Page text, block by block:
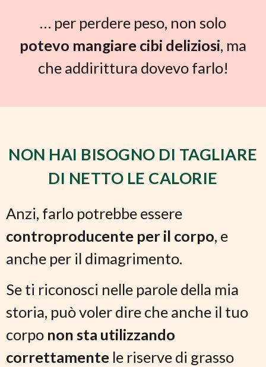
… per perdere peso, non solo
potevo mangiare cibi deliziosi, ma
che addirittura dovevo farlo!
NON HAI BISOGNO DI TAGLIARE
DI NETTO LE CALORIE
Anzi, farlo potrebbe essere
controproducente per il corpo, e
anche per il dimagrimento.
Se ti riconosci nelle parole della mia
storia, può voler dire che anche il tuo
corpo non sta utilizzando
correttamente le riserve di grasso